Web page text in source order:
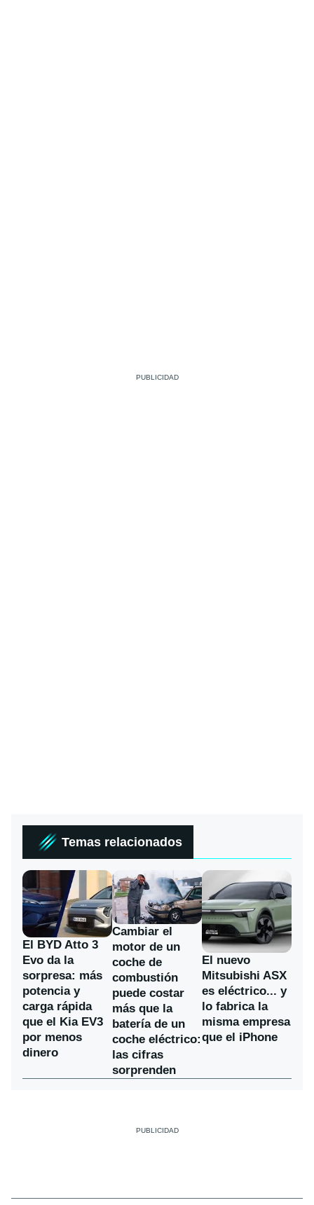
Temas relacionados
El BYD Atto 3
Evo da la
sorpresa: más
potencia y
carga rápida
que el Kia EV3
por menos
dinero
Cambiar el
motor de un
coche de
combustión
puede costar
más que la
batería de un
coche eléctrico:
las cifras
sorprenden
El nuevo
Mitsubishi ASX
es eléctrico... y
lo fabrica la
misma empresa
que el iPhone